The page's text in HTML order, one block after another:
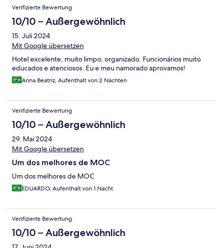
Verifizierte Bewertung
10/10 – Außergewöhnlich
15. Juli 2024
Mit Google übersetzen
Hotel excelente, muito limpo, organizado. Funcionários muito
educados e atenciosos. Eu e meu namorado aprovamos!
Anna Beatriz, Aufenthalt von 2 Nächten
Verifizierte Bewertung
10/10 – Außergewöhnlich
29. Mai 2024
Mit Google übersetzen
Um dos melhores de MOC
Um dos melhores de MOC
EDUARDO, Aufenthalt von 1 Nacht
Verifizierte Bewertung
10/10 – Außergewöhnlich